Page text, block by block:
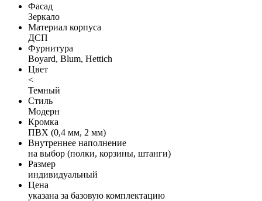
Фасад
Зеркало
Материал корпуса
ДСП
Фурнитура
Boyard, Blum, Hettich
Цвет
<
Темный
Стиль
Модерн
Кромка
ПВХ (0,4 мм, 2 мм)
Внутреннее наполнение
на выбор (полки, корзины, штанги)
Размер
индивидуальный
Цена
указана за базовую комплектацию